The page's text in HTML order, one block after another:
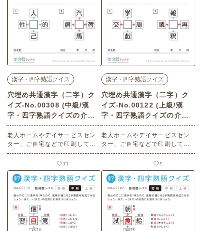
漢字・四字熟語クイズ
穴埋め共通漢字（二字）ク
イズ-No.00308 (中級/漢
字・四字熟語クイズの介護
レク素材)
老人ホームやデイサービスセン
ター、ご自宅などで印刷してお
使いいただける無料の高齢者向
け介護レク素材（漢字・四字熟
語クイズ・中級）です。
11
漢字・四字熟語クイズ
穴埋め共通漢字（二字）ク
イズ-No.00122 (上級/漢
字・四字熟語クイズの介護
レク素材)
老人ホームやデイサービスセン
ター、ご自宅などで印刷してお
使いいただける無料の高齢者向
け介護レク素材（漢字・四字熟
語クイズ・上級）です。
5